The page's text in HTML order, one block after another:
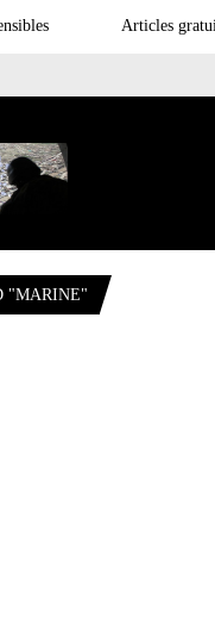
Articles
"MARINE"